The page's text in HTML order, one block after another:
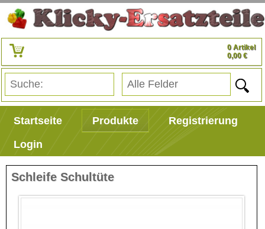
0 Artikel
0,00 €
Startseite Produkte
Registrierung
Login
Schleife Schultüte